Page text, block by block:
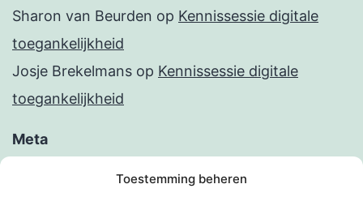
Toestemming beheren
Sharon van Beurden op Kennissessie digitale
toegankelijkheid
Josje Brekelmans op Kennissessie digitale
toegankelijkheid
Meta